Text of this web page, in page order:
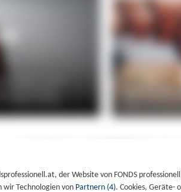
der Website von FONDS
Technologien von Partnern (4). Cookies, Geräte-